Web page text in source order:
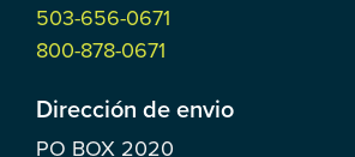
503-656-0671
800-878-0671
Dirección de envio
PO BOX 2020